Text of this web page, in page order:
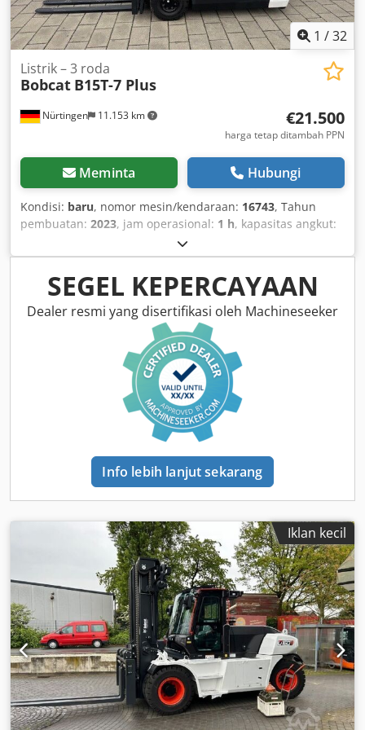
1 /32
Nürtingen 11.153 km
Listrik – 3 roda
Bobcat B15T-7 Plus
€21.500
harga tetap ditambah PPN
Meminta Hubungi
Kondisi: baru, nomor mesin/kendaraan: 16743, Tahun
pembuatan: 2023, jam operasional: 1 h, kapasitas angkut:
4.750 mm
1.545 mm, pusat beban:500 mm, jenis bahan bakar:
listrik, tipe tiang: triplex, tinggi konstruksi:2.130 mm,
tegangan baterai:48 V, panjang garpu:1.200 mm, ukuran
ban depan:18x7-8, ukuran ban belakang:15x4,5-8, berat
, 5069976 Nomor Seri: FBA11-4180-
08577 Spesifikasi Baterai: 48V 575Ah Codpfx Asyhizxjb Ajrf
SEGEL KEPERCAYAAN
Dealer resmi yang disertifikasi oleh Machineseeker
Info lebih lanjut sekarang
Iklan kecil